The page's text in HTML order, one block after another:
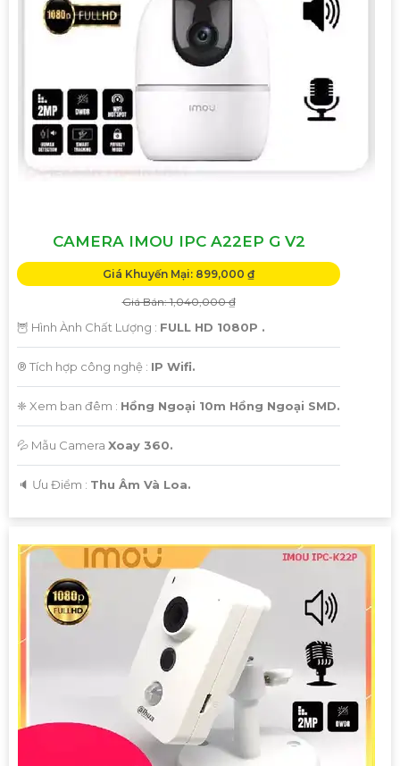
CAMERA IMOU IPC A22EP G V2
Giá Khuyến Mại: 899,000 ₫
Giá Bán: 1,040,000 ₫
🦉 Hình Ành Chất Lượng : FULL HD 1080P .
®️ Tích hợp công nghệ : IP Wifi.
❈ Xem ban đêm : Hồng Ngoại 10m Hồng Ngoại SMD.
💦 Mẫu Camera Xoay 360.
️🔈 Ưu Điểm : Thu Âm Và Loa.